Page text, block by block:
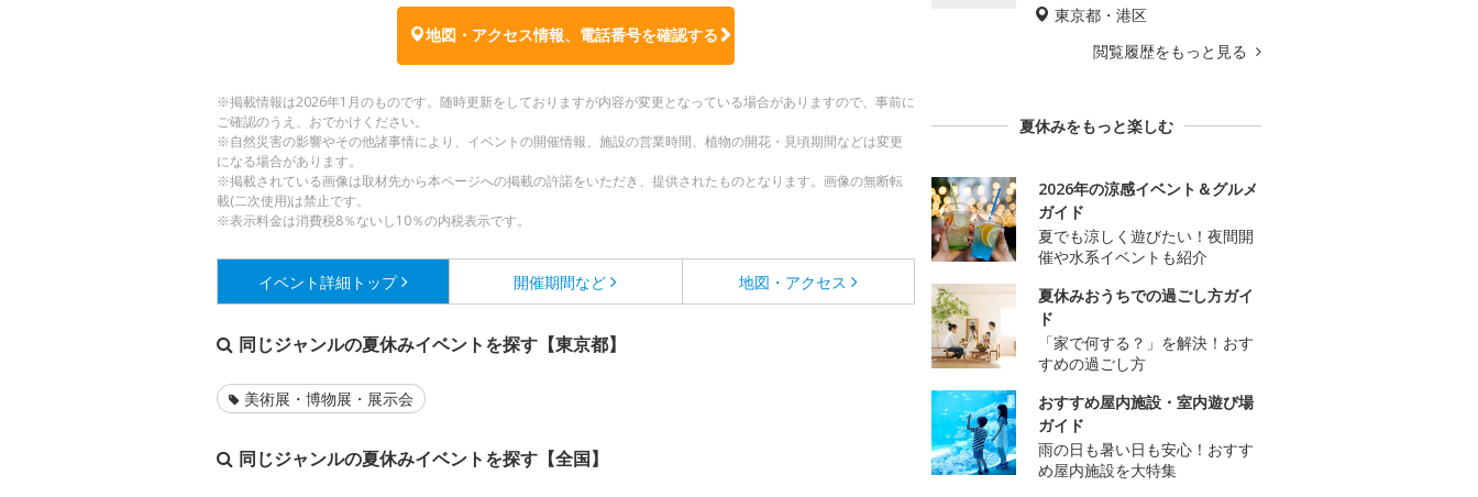
地図・アクセス情報、電話番号を確認する
※掲載情報は2026年1月のものです。随時更新をしておりますが内容が変更となっている場合がありますので、事前に
ご確認のうえ、おでかけください。
※自然災害の影響やその他諸事情により、イベントの開催情報、施設の営業時間、植物の開花・見頃期間などは変更
になる場合があります。
※掲載されている画像は取材先から本ページへの掲載の許諾をいただき、提供されたものとなります。画像の無断転
載(二次使用)は禁止です。
※表示料金は消費税8％ないし10％の内税表示です。
イベント詳細 トップ 開催期間など 地図・アクセス
同じジャンルの夏休みイベントを探す【東京都】
美術展・博物展・展示会
同じジャンルの夏休みイベントを探す【全国】
東京都・港区
閲覧履歴をもっと見る
夏休みをもっと楽しむ
2026年の涼感イベント＆グルメ
ガイド
夏でも涼しく遊びたい！夜間開
催や水系イベントも紹介
夏休みおうちでの過ごし方ガイ
ド
「家で何する？」を解決！おす
すめの過ごし方
おすすめ屋内施設・室内遊び場
ガイド
雨の日も暑い日も安心！おすす
め屋内施設を大特集